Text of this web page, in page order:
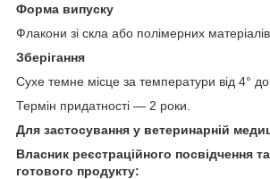
Форма випуску
Флакони зі скла або полімерних
Зберігання
Сухе темне місце за температури від 4° до
Термін придатності — 2 роки.
Для застосування у ветеринарній
Власник реєстраційного посвідчення
готового продукту: